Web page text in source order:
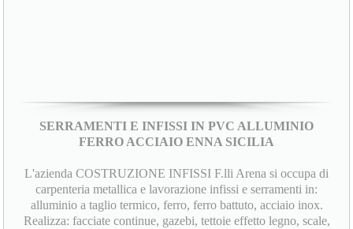
SERRAMENTI E INFISSI IN PVC ALLUMINIO
FERRO ACCIAIO ENNA SICILIA
L'azienda COSTRUZIONE INFISSI F.lli Arena si occupa di
carpenteria metallica e lavorazione infissi e serramenti in:
alluminio a taglio termico, ferro, ferro battuto, acciaio inox.
Realizza: facciate continue, gazebi, tettoie effetto legno, scale,